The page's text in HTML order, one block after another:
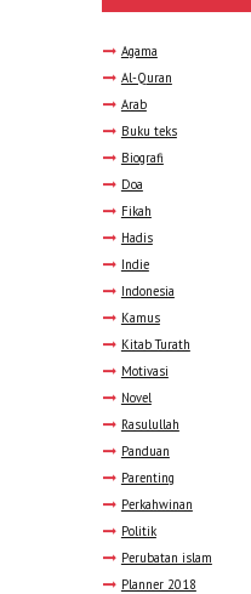
Agama
Al-Quran
Arab
Buku teks
Biografi
Doa
Fikah
Hadis
Indie
Indonesia
Kamus
Kitab Turath
Motivasi
Novel
Rasulullah
Panduan
Parenting
Perkahwinan
Politik
Perubatan islam
Planner 2018